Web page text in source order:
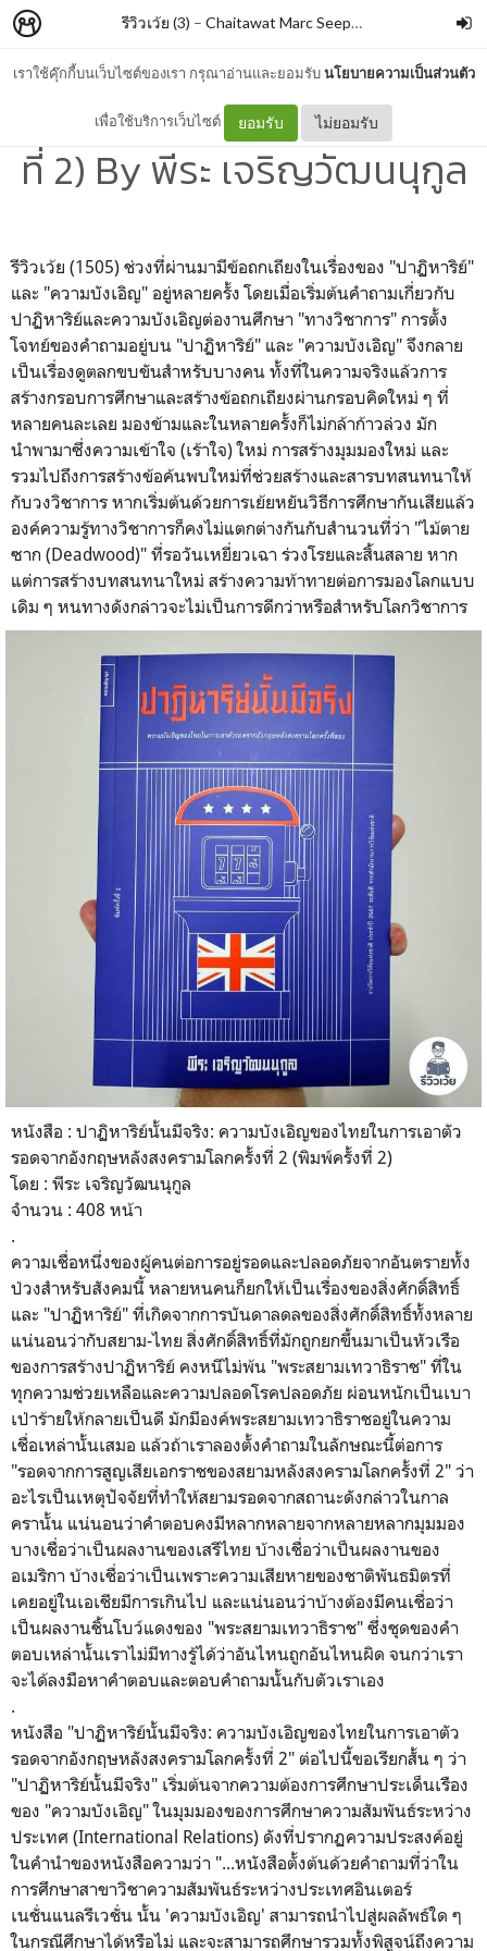
เราใช้คุ๊กกี้บนเว็บไซต์ของเรา กรุณาอ่านและยอมรับนโยบายความเป็นส่วนตัว
เพื่อใช้บริการเว็บไซต์ ยอมรับ ไม่ยอมรับ
รีวิวเว้ย (3) – Chaitawat Marc Seephongsai
ปาฏิหาริย์นั้นมีจริง (พิมพ์ครั้ง
ที่ 2) By พีระ เจริญวัฒนนุกูล
รีวิวเว้ย (1505) ช่วงที่ผ่านมามีข้อถกเถียงในเรื่องของ "ปาฏิหาริย์"
และ "ความบังเอิญ" อยู่หลายครั้ง โดยเมื่อเริ่มต้นคำถามเกี่ยวกับ
ปาฏิหาริย์และความบังเอิญต่องานศึกษา "ทางวิชาการ" การตั้ง
โจทย์ของคำถามอยู่บน "ปาฏิหาริย์" และ "ความบังเอิญ" จึงกลาย
เป็นเรื่องดูตลกขบขันสำหรับบางคน ทั้งที่ในความจริงแล้วการ
สร้างกรอบการศึกษาและสร้างข้อถกเถียงผ่านกรอบคิดใหม่ ๆ ที่
หลายคนละเลย มองข้ามและในหลายครั้งก็ไม่กล้าก้าวล่วง มัก
นำพามาซึ่งความเข้าใจ (เร้าใจ) ใหม่ การสร้างมุมมองใหม่ และ
รวมไปถึงการสร้างข้อค้นพบใหม่ที่ช่วยสร้างและสารบทสนทนาให้
กับวงวิชาการ หากเริ่มต้นด้วยการเย้ยหยันวิธีการศึกษากันเสียแล้ว
องค์ความรู้ทางวิชาการก็คงไม่แตกต่างกันกับสำนวนที่ว่า "ไม้ตาย
ซาก (Deadwood)" ที่รอวันเหยี่ยวเฉา ร่วงโรยและสิ้นสลาย หาก
แต่การสร้างบทสนทนาใหม่ สร้างความท้าทายต่อการมองโลกแบบ
เดิม ๆ หนทางดังกล่าวจะไม่เป็นการดีกว่าหรือสำหรับโลกวิชาการ
หนังสือ : ปาฏิหาริย์นั้นมีจริง: ความบังเอิญของไทยในการเอาตัว
รอดจากอังกฤษหลังสงครามโลกครั้งที่ 2 (พิมพ์ครั้งที่ 2)
โดย : พีระ เจริญวัฒนนุกูล
จำนวน : 408 หน้า
.
ความเชื่อหนึ่งของผู้คนต่อการอยู่รอดและปลอดภัยจากอันตรายทั้ง
ป่วงสำหรับสังคมนี้ หลายหนคนก็ยกให้เป็นเรื่องของสิ่งศักดิ์สิทธิ์
และ "ปาฏิหาริย์" ที่เกิดจากการบันดาลดลของสิ่งศักดิ์สิทธิ์ทั้งหลาย
แน่นอนว่ากับสยาม-ไทย สิ่งศักดิ์สิทธิ์ที่มักถูกยกขึ้นมาเป็นหัวเรือ
ของการสร้างปาฏิหาริย์ คงหนีไม่พ้น "พระสยามเทวาธิราช" ที่ใน
ทุกความช่วยเหลือและความปลอดโรคปลอดภัย ผ่อนหนักเป็นเบา
เป่าร้ายให้กลายเป็นดี มักมีองค์พระสยามเทวาธิราชอยู่ในความ
เชื่อเหล่านั้นเสมอ แล้วถ้าเราลองตั้งคำถามในลักษณะนี้ต่อการ
"รอดจากการสูญเสียเอกราชของสยามหลังสงครามโลกครั้งที่ 2" ว่า
อะไรเป็นเหตุปัจจัยที่ทำให้สยามรอดจากสถานะดังกล่าวในกาล
ครานั้น แน่นอนว่าคำตอบคงมีหลากหลายจากหลายหลากมุมมอง
บางเชื่อว่าเป็นผลงานของเสรีไทย บ้างเชื่อว่าเป็นผลงานของ
อเมริกา บ้างเชื่อว่าเป็นเพราะความเสียหายของชาติพันธมิตรที่
เคยอยู่ในเอเชียมีการเกินไป และแน่นอนว่าบ้างต้องมีคนเชื่อว่า
เป็นผลงานชิ้นโบว์แดงของ "พระสยามเทวาธิราช" ซึ่งชุดของคำ
ตอบเหล่านั้นเราไม่มีทางรู้ได้ว่าอันไหนถูกอันไหนผิด จนกว่าเรา
จะได้ลงมือหาคำตอบและตอบคำถามนั้นกับตัวเราเอง
.
หนังสือ "ปาฏิหาริย์นั้นมีจริง: ความบังเอิญของไทยในการเอาตัว
รอดจากอังกฤษหลังสงครามโลกครั้งที่ 2" ต่อไปนี้ขอเรียกสั้น ๆ ว่า
"ปาฏิหาริย์นั้นมีจริง" เริ่มต้นจากความต้องการศึกษาประเด็นเรือง
ของ "ความบังเอิญ" ในมุมมองของการศึกษาความสัมพันธ์ระหว่าง
ประเทศ (International Relations) ดังที่ปรากฏความประสงค์อยู่
ในคำนำของหนังสือความว่า "...หนังสือตั้งต้นด้วยคำถามที่ว่าใน
การศึกษาสาขาวิชาความสัมพันธ์ระหว่างประเทศอินเตอร์
เนชั่นแนลรีเวชั่น นั้น 'ความบังเอิญ' สามารถนำไปสู่ผลลัพธ์ใด ๆ
ในกรณีศึกษาได้หรือไม่ และจะสามารถศึกษารวมทั้งพิสูจน์ถึงความ